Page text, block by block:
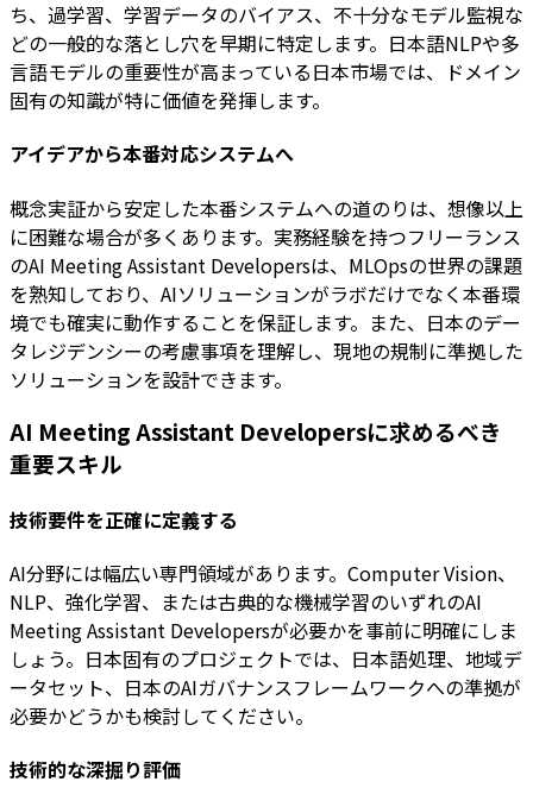
ち、過学習、学習データのバイアス、不十分なモデル監視な
どの一般的な落とし穴を早期に特定します。日本語NLPや多
言語モデルの重要性が高まっている日本市場では、ドメイン
固有の知識が特に価値を発揮します。
アイデアから本番対応システムへ
概念実証から安定した本番システムへの道のりは、想像以上
に困難な場合が多くあります。実務経験を持つフリーランス
のAI Meeting Assistant Developersは、MLOpsの世界の課題
を熟知しており、AIソリューションがラボだけでなく本番環
境でも確実に動作することを保証します。また、日本のデー
タレジデンシーの考慮事項を理解し、現地の規制に準拠した
ソリューションを設計できます。
AI Meeting Assistant Developersに求めるべき
重要スキル
技術要件を正確に定義する
AI分野には幅広い専門領域があります。Computer Vision、
NLP、強化学習、または古典的な機械学習のいずれのAI
Meeting Assistant Developersが必要かを事前に明確にしま
しょう。日本固有のプロジェクトでは、日本語処理、地域デ
ータセット、日本のAIガバナンスフレームワークへの準拠が
必要かどうかも検討してください。
技術的な深掘り評価